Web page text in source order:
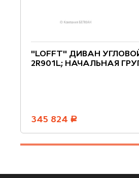
"LOFFT" ДИВАН
2R901L; НАЧАЛЬНАЯ
345 824 руб.